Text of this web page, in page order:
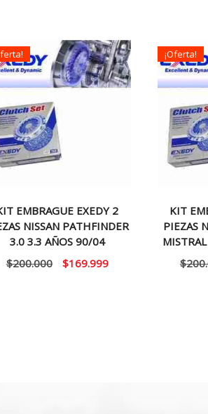
era:
$160.000.
es:
$129.990.
EMBRAGUE EXEDY 2
NISSAN PATHFINDER
3.0 3.3 AÑOS 90/04
$200.000
El
$169.999El
¡Oferta!
KIT
PIEZAS
$